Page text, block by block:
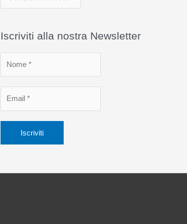
r
h
i
Iscriviti alla nostra Newsletter